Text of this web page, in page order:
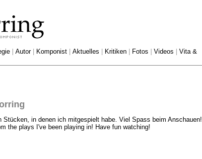
Autor| Komponist Aktuelles Kritiken Fotos Videos
Vita &
Stücken, in denen ich mitgespielt habe. Viel Spass beim Anschauen!
the plays I've been playing in! Have fun watching!